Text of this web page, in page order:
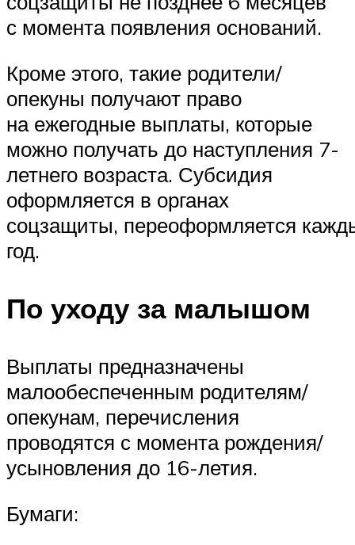
с момента появления оснований.
Кроме этого, такие родители/
опекуны получают право
на ежегодные выплаты, которые
можно получать до наступления 7-
летнего возраста. Субсидия
оформляется в органах
соцзащиты, переоформляется
год.
По уходу за малышом
Выплаты предназначены
малообеспеченным родителям/
опекунам, перечисления
проводятся с момента рождения/
усыновления до 16-летия.
Бумаги: